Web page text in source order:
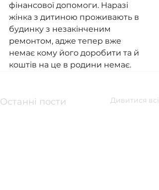
фінансової допомоги. Наразі
жінка з дитиною проживають в
будинку з незакінченим
ремонтом, адже тепер вже
немає кому його доробити та й
коштів на це в родини немає.
Останні пости Дивитися всі